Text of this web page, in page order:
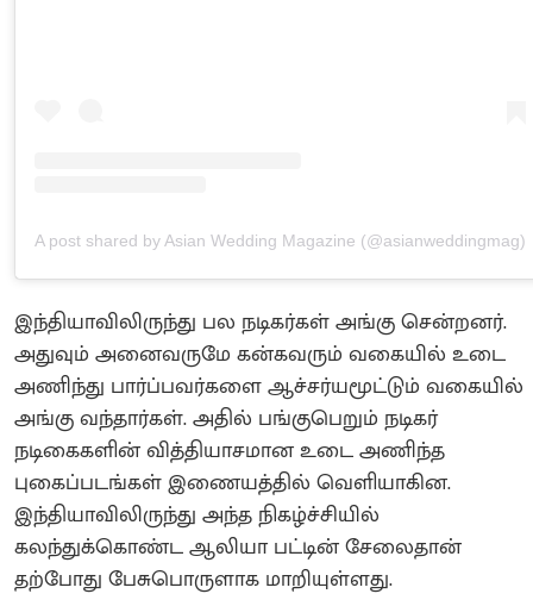
A post shared by Asian Wedding Magazine (@asianweddingmag)
இந்தியாவிலிருந்து பல நடிகர்கள் அங்கு சென்றனர்.
அதுவும் அனைவருமே கன்கவரும் வகையில் உடை
அணிந்து பார்ப்பவர்களை ஆச்சர்யமூட்டும் வகையில்
அங்கு வந்தார்கள். அதில் பங்குபெறும் நடிகர்
நடிகைகளின் வித்தியாசமான உடை அணிந்த
புகைப்படங்கள் இணையத்தில் வெளியாகின.
இந்தியாவிலிருந்து அந்த நிகழ்ச்சியில்
கலந்துக்கொண்ட ஆலியா பட்டின் சேலைதான்
தற்போது பேசுபொருளாக மாறியுள்ளது.